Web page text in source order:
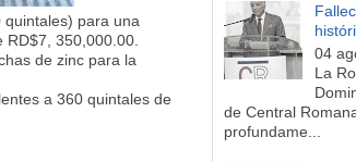
para una
350,000.00.
de zinc para la
a 360 quintales de
04
La
de Central
profundame...